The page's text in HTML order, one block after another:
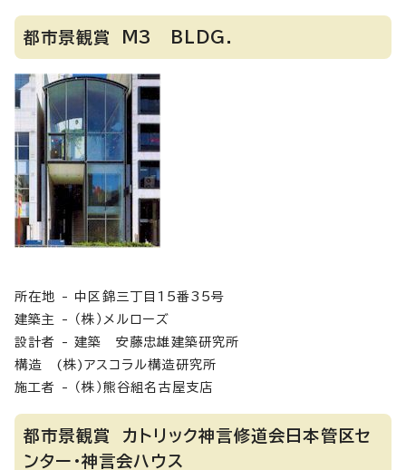
都市景観賞 M3 BLDG．
所在地 - 中区錦三丁目15番35号
建築主 - （株）メルローズ
設計者 - 建築 安藤忠雄建築研究所
構造 (株)アスコラル構造研究所
施工者 - （株）熊谷組名古屋支店
都市景観賞 カトリック神言修道会日本管区セ
ンター・神言会ハウス